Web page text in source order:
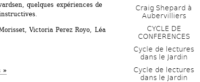
quelques expériences de
Victoria Perez Royo, Léa
»
Craig Shepard à
Aubervilliers
CYCLE DE
CONFERENCES
Cycle de lectures
dans le Jardin
Cycle de lectures
dans le Jardin